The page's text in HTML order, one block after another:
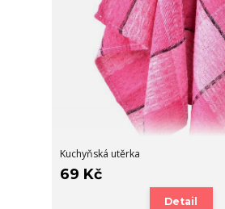
Kuchyňská utěrka
69 Kč
Detail